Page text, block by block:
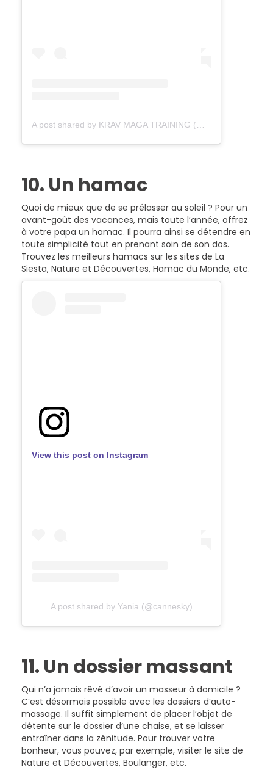
10. Un hamac
Quoi de mieux que de se prélasser au soleil ? Pour un
avant-goût des vacances, mais toute l’année, offrez
à votre papa un hamac. Il pourra ainsi se détendre en
toute simplicité tout en prenant soin de son dos.
Trouvez les meilleurs hamacs sur les sites de La
Siesta, Nature et Découvertes, Hamac du Monde, etc.
View this post on Instagram
A post shared by Yania (@cannesky)
11. Un dossier massant
Qui n’a jamais rêvé d’avoir un masseur à domicile ?
C’est désormais possible avec les dossiers d’auto-
massage. Il suffit simplement de placer l’objet de
détente sur le dossier d’une chaise, et se laisser
entraîner dans la zénitude. Pour trouver votre
bonheur, vous pouvez, par exemple, visiter le site de
Nature et Découvertes, Boulanger, etc.